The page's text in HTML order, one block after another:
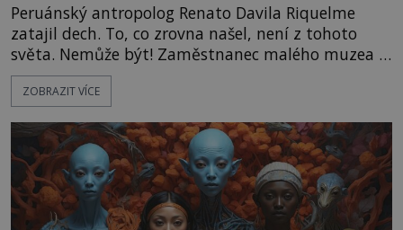
Peruánský antropolog Renato Davila Riquelme
zatajil dech. To, co zrovna našel, není z tohoto
světa. Nemůže být! Zaměstnanec malého muzea v
peruánském městečku Andahuaylillas nedaleko
legendárního Cuzca pomalu sestupuje z posvátné
Právě nalezl ostatky dvou mimozemšťanů! Vědci
nad nálezem kroutí hlavou. Už na
ZOBRAZIT VÍCE